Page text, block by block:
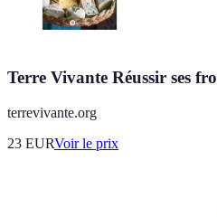
Terre Vivante Réussir ses
terrevivante.org
23 EURVoir le prix